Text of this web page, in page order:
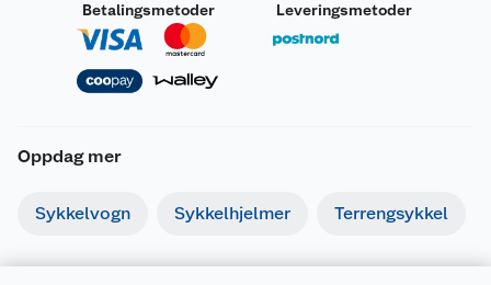
Betalingsmetoder Leveringsmetoder
Oppdag mer
Sykkelvogn Sykkelhjelmer Terrengsykkel